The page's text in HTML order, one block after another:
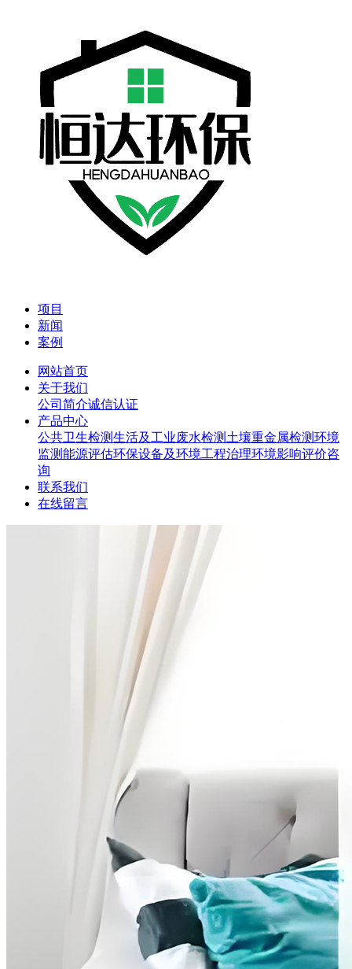
项目
新闻
案例
网站首页
关于我们
公司简介诚信认证
产品中心
公共卫生检测生活及工业废水检测 土壤重金属检测环境
监测能源评估环保设备及环境工程治理环境影响评价咨
询
联系我们
在线留言